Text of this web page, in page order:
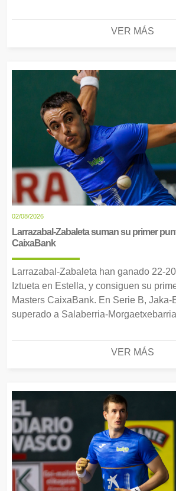
VER MÁS
02/08/2026
Larrazabal-Zabaleta suman su primer
CaixaBank
Larrazabal-Zabaleta han ganado 22-
Iztueta en Estella, y consiguen su
Masters CaixaBank. En Serie B, Jaka-
superado a Salaberria-
VER MÁS